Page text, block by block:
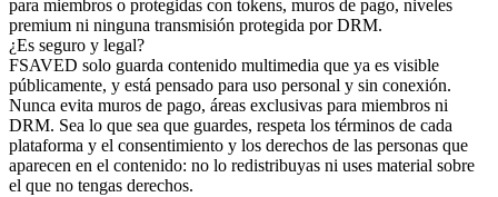
para miembros o protegidas con tokens, muros de pago, niveles
premium ni ninguna transmisión protegida por DRM.
¿Es seguro y legal?
FSAVED solo guarda contenido multimedia que ya es visible
públicamente, y está pensado para uso personal y sin conexión.
Nunca evita muros de pago, áreas exclusivas para miembros ni
DRM. Sea lo que sea que guardes, respeta los términos de cada
plataforma y el consentimiento y los derechos de las personas que
aparecen en el contenido: no lo redistribuyas ni uses material sobre
el que no tengas derechos.